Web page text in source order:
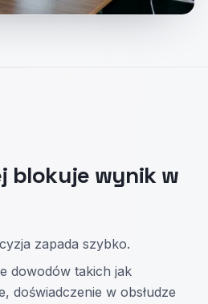
blokuje wynik w
zapada szybko.
dowodów takich jak
doświadczenie w obsłudze